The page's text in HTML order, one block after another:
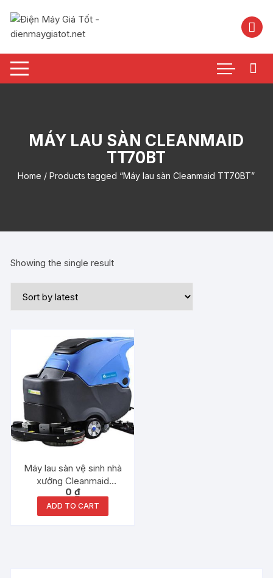
nội
MÁY LAU SÀN CLEANMAID
TT70BT
Home / Products tagged “Máy lau sàn Cleanmaid TT70BT”
Showing the single result
Máy lau sàn vệ sinh nhà
xưởng Cleanmaid
TT70BT
0₫
ADD TO CART